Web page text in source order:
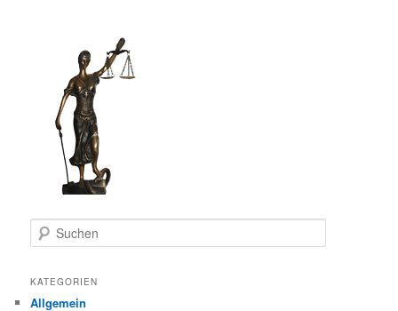
u
h
KATEGORIEN
Allgemein